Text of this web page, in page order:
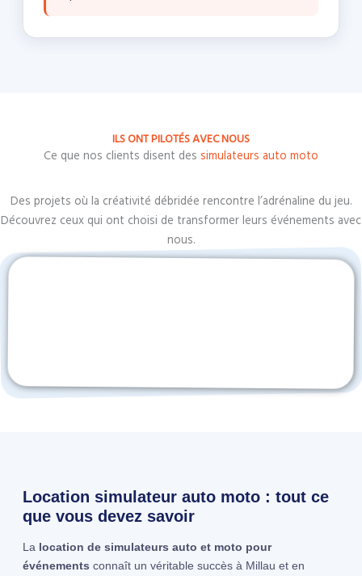
ILS ONT PILOTÉS AVEC NOUS
Ce que nos clients disent des simulateurs auto moto
Des projets où la créativité débridée rencontre l’adrénaline du jeu.
Découvrez ceux qui ont choisi de transformer leurs événements avec
nous.
Location simulateur auto moto : tout ce
que vous devez savoir
La location de simulateurs auto et moto pour
événements connaît un véritable succès à Millau et en